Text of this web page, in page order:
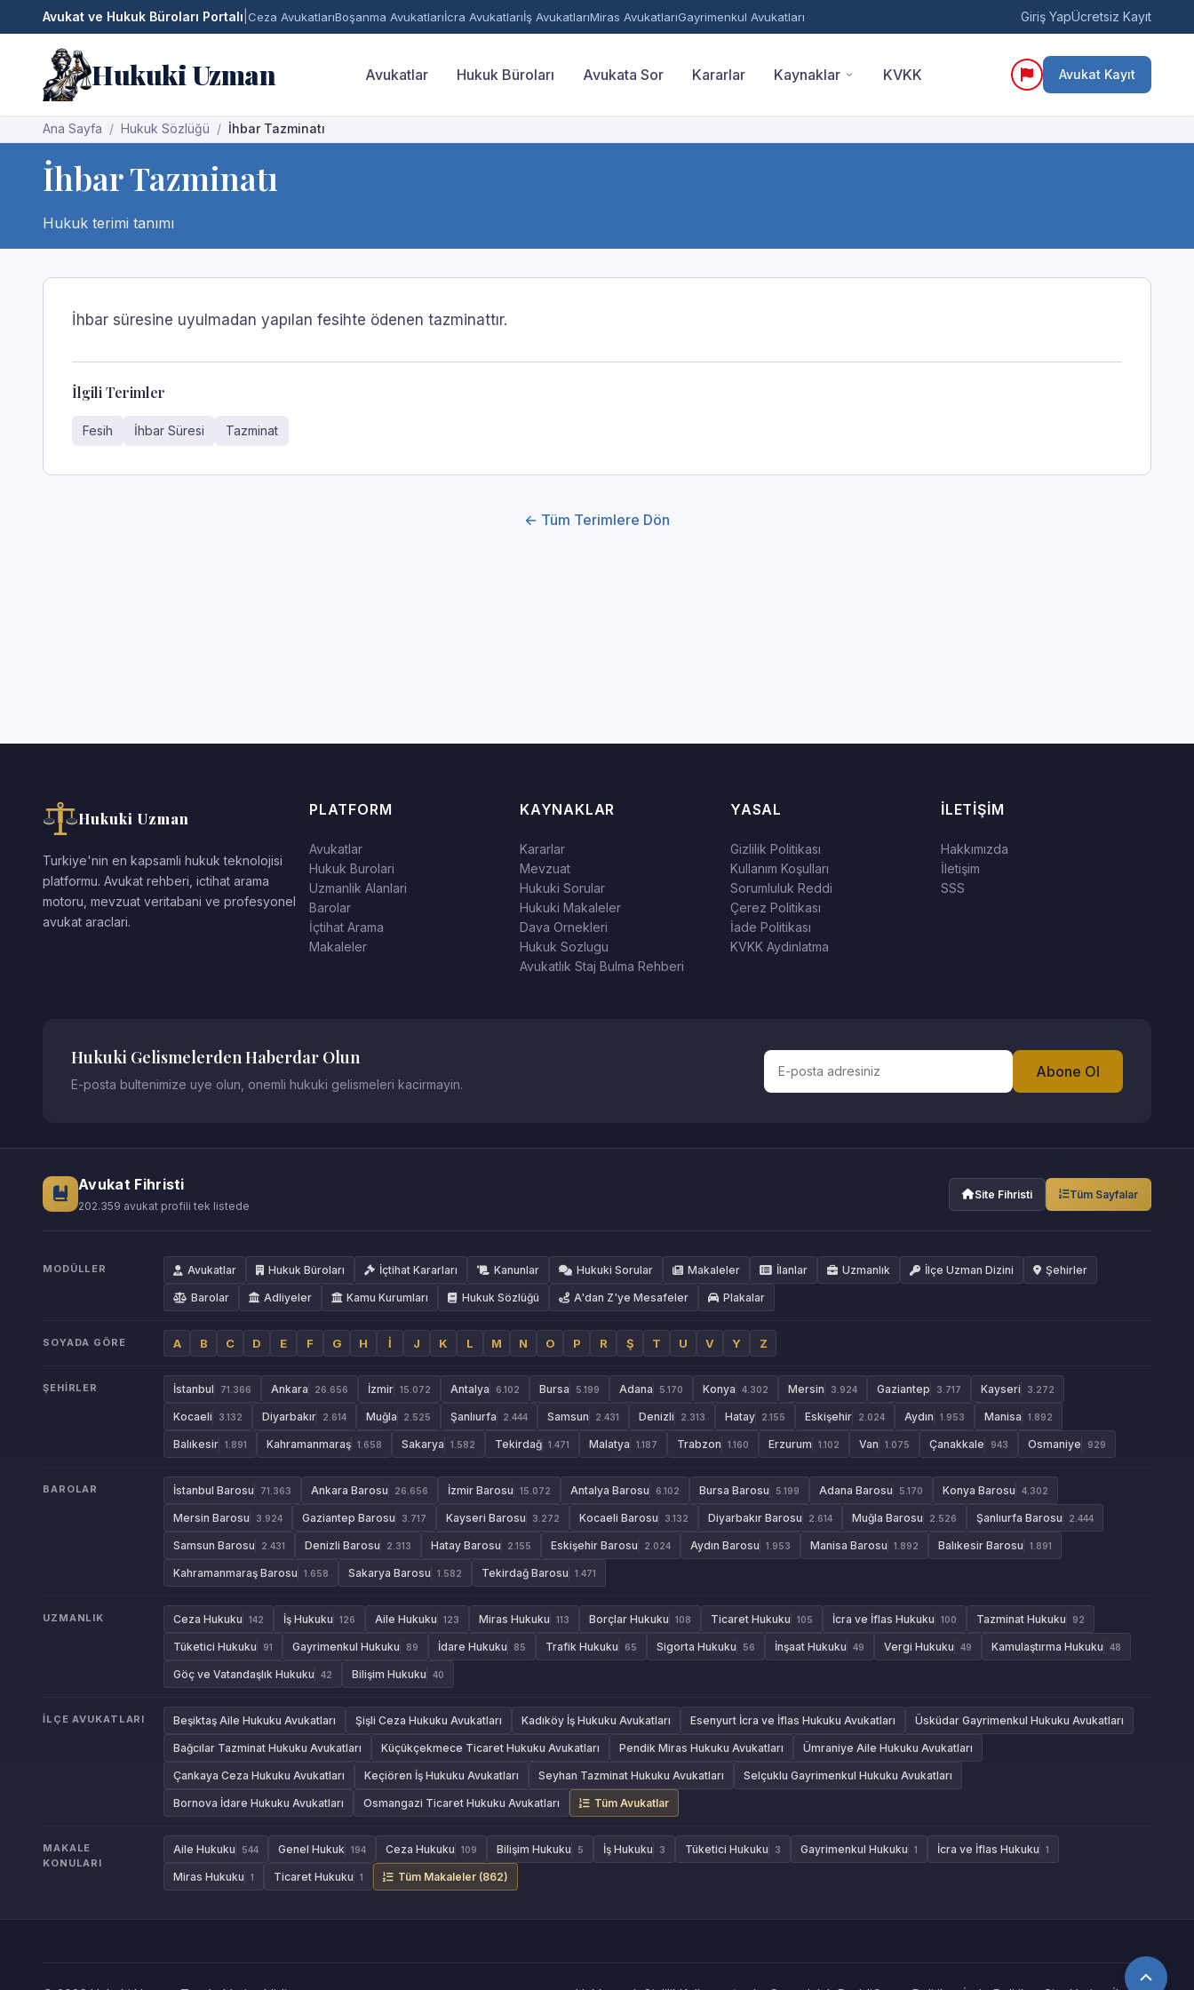
Avukat ve Hukuk Büroları Portalı Ceza AvukatlarıBoşanma Avukatlarıİcra Avukatlarıİş AvukatlarıMiras AvukatlarıGayrimenkul Avukatları Giriş YapÜcretsiz Kayıt
Hukuki Uzman Avukatlar Hukuk Büroları Avukata Sor Kararlar Kaynaklar KVKK Avukat Kayıt
Ana Sayfa Hukuk Sözlüğü İhbar Tazminatı
İhbar Tazminatı
Hukuk terimi tanımı
İhbar süresine uyulmadan yapılan fesihte ödenen tazminattır.
İlgili Terimler
Fesih İhbar Süresi Tazminat
← Tüm Terimlere Dön
Hukuki Uzman
Turkiye'nin en kapsamli hukuk teknolojisi
platformu. Avukat rehberi, ictihat arama
motoru, mevzuat veritabani ve profesyonel
avukat araclari.
PLATFORM
Avukatlar
Hukuk Burolari
Uzmanlik Alanlari
Barolar
İçtihat Arama
Makaleler
KAYNAKLAR
Kararlar
Mevzuat
Hukuki Sorular
Hukuki Makaleler
Dava Ornekleri
Hukuk Sozlugu
Avukatlık Staj Bulma Rehberi
YASAL
Gizlilik Politikası
Kullanım Koşulları
Sorumluluk Reddi
Çerez Politikası
İade Politikası
KVKK Aydinlatma
İLETIŞIM
Hakkımızda
İletişim
SSS
Hukuki Gelismelerden Haberdar Olun
E-posta bultenimize uye olun, onemli hukuki gelismeleri kacirmayin.
Abone Ol
Avukat Fihristi
202.359 avukat profili tek listede
Site Fihristi Tüm Sayfalar
MODÜLLER Avukatlar Hukuk Büroları İçtihat Kararları Kanunlar Hukuki Sorular Makaleler İlanlar Uzmanlık İlçe Uzman Dizini Şehirler
Barolar Adliyeler Kamu Kurumları Hukuk Sözlüğü A'dan Z'ye Mesafeler Plakalar
SOYADA GÖRE A B C D E F G H İ J K L M N O P R Ş T U V Y Z
ŞEHIRLER İstanbul 71.366 Ankara 26.656 İzmir 15.072 Antalya 6.102 Bursa 5.199 Adana 5.170 Konya 4.302 Mersin 3.924 Gaziantep 3.717 Kayseri 3.272
Kocaeli 3.132 Diyarbakır 2.614 Muğla 2.525 Şanlıurfa 2.444 Samsun 2.431 Denizli 2.313 Hatay 2.155 Eskişehir 2.024 Aydın 1.953 Manisa 1.892
Balıkesir 1.891 Kahramanmaraş 1.658 Sakarya 1.582 Tekirdağ 1.471 Malatya 1.187 Trabzon 1.160 Erzurum 1.102 Van 1.075 Çanakkale 943 Osmaniye 929
BAROLAR İstanbul Barosu 71.363 Ankara Barosu 26.656 İzmir Barosu 15.072 Antalya Barosu 6.102 Bursa Barosu 5.199 Adana Barosu 5.170 Konya Barosu 4.302
Mersin Barosu 3.924 Gaziantep Barosu 3.717 Kayseri Barosu 3.272 Kocaeli Barosu 3.132 Diyarbakır Barosu 2.614 Muğla Barosu 2.526 Şanlıurfa Barosu 2.444
Samsun Barosu 2.431 Denizli Barosu 2.313 Hatay Barosu 2.155 Eskişehir Barosu 2.024 Aydın Barosu 1.953 Manisa Barosu 1.892 Balıkesir Barosu 1.891
Kahramanmaraş Barosu 1.658 Sakarya Barosu 1.582 Tekirdağ Barosu 1.471
UZMANLIK Ceza Hukuku 142 İş Hukuku 126 Aile Hukuku 123 Miras Hukuku 113 Borçlar Hukuku 108 Ticaret Hukuku 105 İcra ve İflas Hukuku 100 Tazminat Hukuku 92
Tüketici Hukuku 91 Gayrimenkul Hukuku 89 İdare Hukuku 85 Trafik Hukuku 65 Sigorta Hukuku 56 İnşaat Hukuku 49 Vergi Hukuku 49 Kamulaştırma Hukuku 48
Göç ve Vatandaşlık Hukuku 42 Bilişim Hukuku 40
İLÇE AVUKATLARI Beşiktaş Aile Hukuku Avukatları Şişli Ceza Hukuku Avukatları Kadıköy İş Hukuku Avukatları Esenyurt İcra ve İflas Hukuku Avukatları Üsküdar Gayrimenkul Hukuku Avukatları
Bağcılar Tazminat Hukuku Avukatları Küçükçekmece Ticaret Hukuku Avukatları Pendik Miras Hukuku Avukatları Ümraniye Aile Hukuku Avukatları
Çankaya Ceza Hukuku Avukatları Keçiören İş Hukuku Avukatları Seyhan Tazminat Hukuku Avukatları Selçuklu Gayrimenkul Hukuku Avukatları
Bornova İdare Hukuku Avukatları Osmangazi Ticaret Hukuku Avukatları Tüm Avukatlar
MAKALE
KONULARI
Aile Hukuku 544 Genel Hukuk 194 Ceza Hukuku 109 Bilişim Hukuku 5 İş Hukuku 3 Tüketici Hukuku 3 Gayrimenkul Hukuku 1 İcra ve İflas Hukuku 1
Miras Hukuku 1 Ticaret Hukuku 1 Tüm Makaleler (862)